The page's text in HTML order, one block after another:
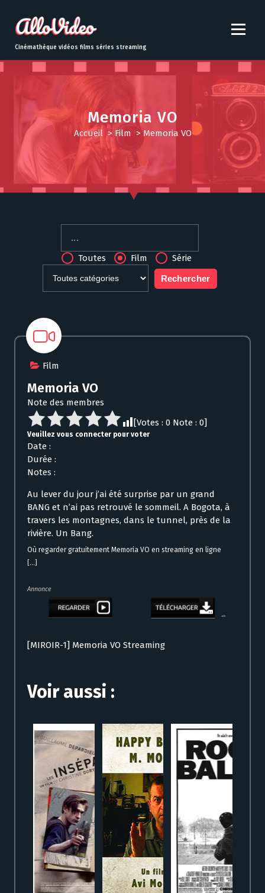
t
o
Cinémathèque vidéos films séries streaming
Memoria VO
Accueil> Film >Memoria VO
Toutes Film Série
Film
Memoria VO
Note des membres
[Votes : 0 Note : 0]
Veuillez vous connecter pour voter
Date :
Durée :
Notes :
Au lever du jour j’ai été surprise par un grand
BANG et n’ai pas retrouvé le sommeil. A Bogota, à
travers les montagnes, dans le tunnel, près de la
rivière. Un Bang.
Où regarder gratuitement Memoria VO en streaming en ligne
[...]
Annonce
[MIROIR-1] Memoria VO Streaming
Voir aussi :